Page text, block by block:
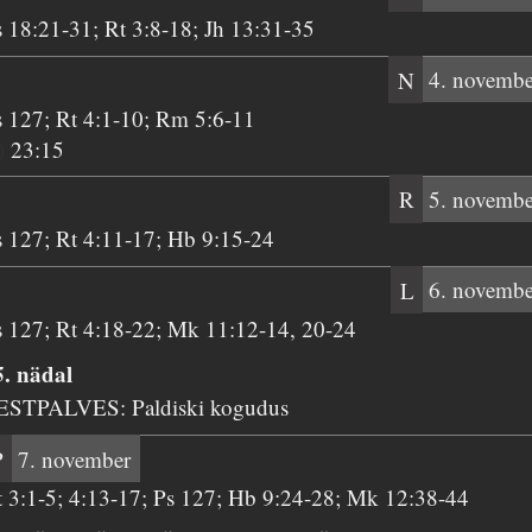
18:21-31; Rt 3:8-18; Jh 13:31-35
N 4.
127; Rt 4:1-10; Rm 5:6-11
23:15
R 5.
127; Rt 4:11-17; Hb 9:15-24
L 6.
127; Rt 4:18-22; Mk 11:12-14, 20-24
nädal
Paldiski kogudus
7. november
3:1-5; 4:13-17; Ps 127; Hb 9:24-28; Mk 12:38-44